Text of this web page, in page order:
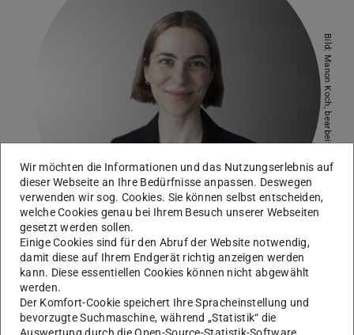
Bild: Manon Koch, bearbeitet
Mittelalterliche Geschichte
Projektmitarbeiterin "Burchards Descriptio Terrae
Sanctae"
Wir möchten die Informationen und das Nutzungserlebnis auf
dieser Webseite an Ihre Bedürfnisse anpassen. Deswegen
verwenden wir sog. Cookies. Sie können selbst entscheiden,
welche Cookies genau bei Ihrem Besuch unserer Webseiten
gesetzt werden sollen.
Einige Cookies sind für den Abruf der Website notwendig,
damit diese auf Ihrem Endgerät richtig anzeigen werden
kann. Diese essentiellen Cookies können nicht abgewählt
werden.
Der Komfort-Cookie speichert Ihre Spracheinstellung und
bevorzugte Suchmaschine, während „Statistik“ die
Auswertung durch die Open-Source-Statistik-Software